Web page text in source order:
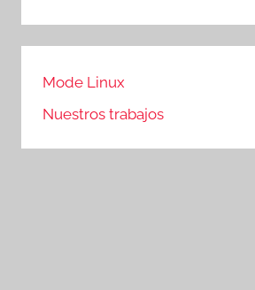
Mode Linux
Nuestros trabajos